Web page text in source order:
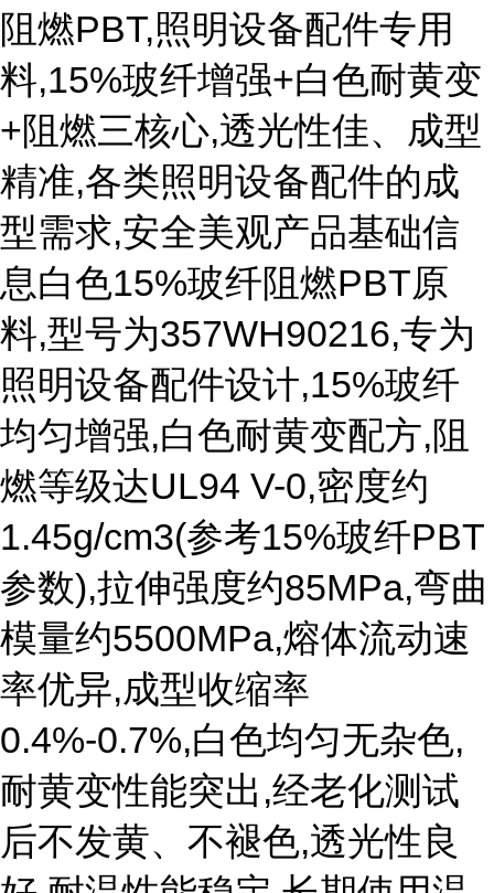
阻燃PBT,照明设备配件专用
料,15%玻纤增强+白色耐黄变
+阻燃三核心,透光性佳、成型
精准,各类照明设备配件的成
型需求,安全美观产品基础信
息白色15%玻纤阻燃PBT原
料,型号为357WH90216,专为
照明设备配件设计,15%玻纤
均匀增强,白色耐黄变配方,阻
燃等级达UL94 V-0,密度约
1.45g/cm3(参考15%玻纤PBT
参数),拉伸强度约85MPa,弯曲
模量约5500MPa,熔体流动速
率优异,成型收缩率
0.4%-0.7%,白色均匀无杂色,
耐黄变性能突出,经老化测试
后不发黄、不褪色,透光性良